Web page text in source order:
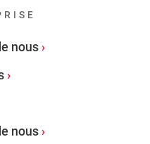
nous
nous